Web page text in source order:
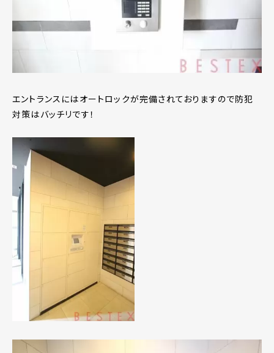
エントランスにはオートロックが完備されておりますので防犯
対策はバッチリです！